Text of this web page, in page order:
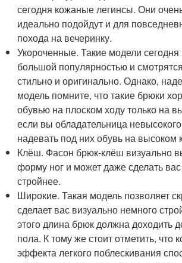
сегодня кожаные легинсы. Они
идеально подойдут и для
похода на вечеринку.
Укороченные. Такие модели сегодня
большой популярностью и
стильно и оригинально. Однако,
модель помните, что такие брюки
обувью на плоском ходу только на
если вы обладательница
надевать под них обувь на высоком
Клёш. Фасон брюк-клёш визуально
форму ног и может даже сделать
стройнее.
Широкие. Такая модель позволяет
сделает вас визуально немного
этого длина брюк должна доходить
пола. К тому же стоит отметить, что
эффекта легкого поблескивания